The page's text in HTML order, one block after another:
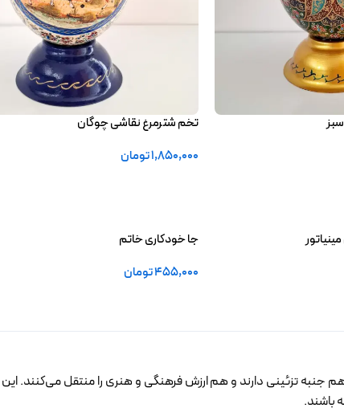
تخم شترمرغ نقاشی چوگان
1,850,000تومان
جا خودکاری خاتم
455,000تومان
جنبه تزئینی دارند و هم ارزش فرهنگی و هنری را منتقل می‌کنند.
باشند.